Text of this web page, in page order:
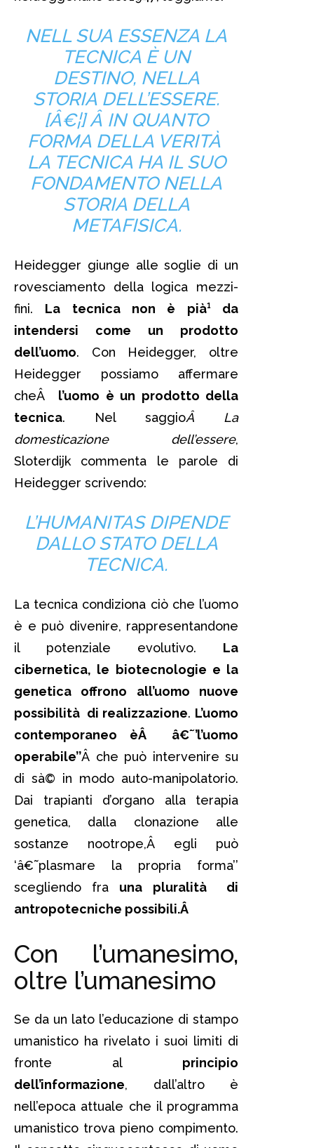
NELL SUA ESSENZA LA
TECNICA È UN
DESTINO, NELLA
STORIA DELL’ESSERE.
[Â€¦] Â IN QUANTO
FORMA DELLA VERITÀ
LA TECNICA HA IL SUO
FONDAMENTO NELLA
STORIA DELLA
METAFISICA.
Heidegger giunge alle soglie di un
rovesciamento della logica mezzi-
fini. La tecnica non è pià¹ da
intendersi come un prodotto
dell’uomo. Con Heidegger, oltre
Heidegger possiamo affermare
cheÂ l’uomo è un prodotto della
tecnica. Nel saggioÂ La
domesticazione dell’essere,
Sloterdijk commenta le parole di
Heidegger scrivendo:
L’HUMANITASDIPENDE
DALLO STATO DELLA
TECNICA.
La tecnica condiziona ciò che l’uomo
è e può divenire, rappresentandone
il potenziale evolutivo. La
cibernetica, le biotecnologie e la
genetica offrono all’uomo nuove
possibilità di realizzazione. L’uomo
contemporaneo èÂ â€˜’l’uomo
operabile’’Â che può intervenire su
di sà© in modo auto-manipolatorio.
Dai trapianti d’organo alla terapia
genetica, dalla clonazione alle
sostanze nootrope,Â egli può
‘â€˜plasmare la propria forma’’
scegliendo fra una pluralità di
antropotecniche possibili.Â
Con l’umanesimo,
oltre l’umanesimo
Se da un lato l’educazione di stampo
umanistico ha rivelato i suoi limiti di
fronte al principio
dell’informazione, dall’altro è
nell’epoca attuale che il programma
umanistico trova pieno compimento.